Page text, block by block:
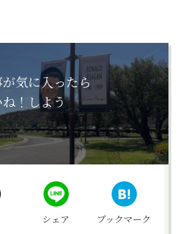
気に入ったら
ね！しよう
シェア ブックマーク